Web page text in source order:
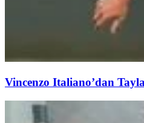
Vincenzo Italiano’dan